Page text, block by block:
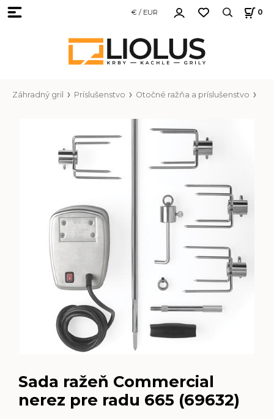
€ / EUR 0
Záhradný gril Príslušenstvo Otočné ražňa a príslušenstvo
Sada ražeň Commercial
nerez pre radu 665 (69632)